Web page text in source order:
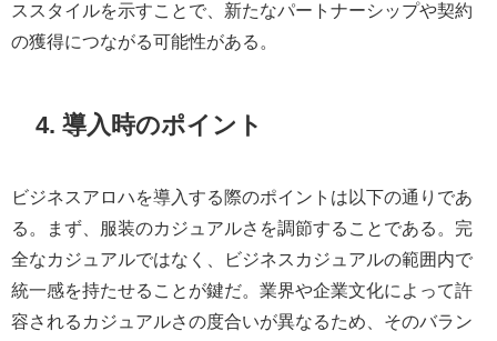
ススタイルを示すことで、新たなパートナーシップや契約
の獲得につながる可能性がある。
4. 導入時のポイント
ビジネスアロハを導入する際のポイントは以下の通りであ
る。まず、服装のカジュアルさを調節することである。完
全なカジュアルではなく、ビジネスカジュアルの範囲内で
統一感を持たせることが鍵だ。業界や企業文化によって許
容されるカジュアルさの度合いが異なるため、そのバラン